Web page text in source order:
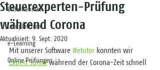
Unternehmen
Lernplattform
e-Learning
Online Prüfungen
Steuerexperten-Prüfung
während Corona
Aktualisiert: 9. Sept. 2020
Mit unserer Software #etutor konnten wir
Expert Suisse während der Corona-Zeit schnell